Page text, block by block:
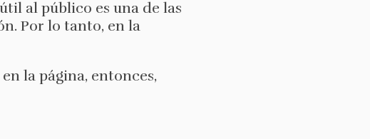
al público es una de las
Por lo tanto, en la
la página, entonces,